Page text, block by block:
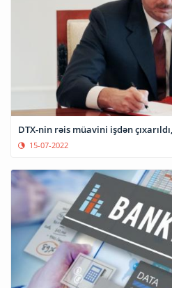
DTX-nin rəis müavini işdən
15-07-2022